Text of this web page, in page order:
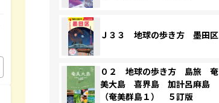
Ｊ３３ 地球の歩き方 墨田区
０２ 地球の歩き方 島旅 奄
美大島 喜界島 加計呂麻島
（奄美群島１） ５訂版